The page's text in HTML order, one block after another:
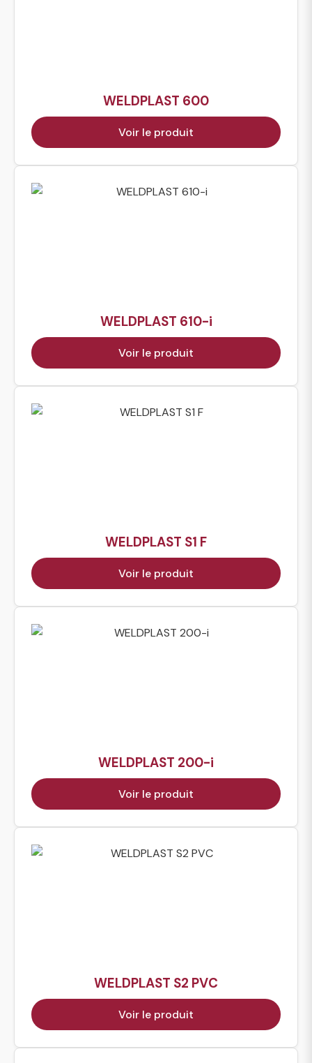
WELDPLAST 600
Voir le produit
WELDPLAST 610-i
Voir le produit
WELDPLAST S1 F
Voir le produit
WELDPLAST 200-i
Voir le produit
WELDPLAST S2 PVC
Voir le produit